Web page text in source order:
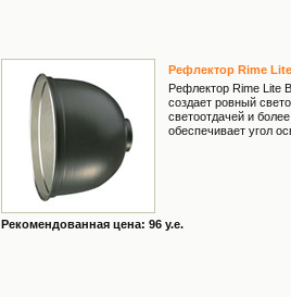
Рефлектор Rime
Рефлектор Rime Lite
создает ровный
светоотдачей и
обеспечивает угол
Рекомендованная цена: 96 у.е.